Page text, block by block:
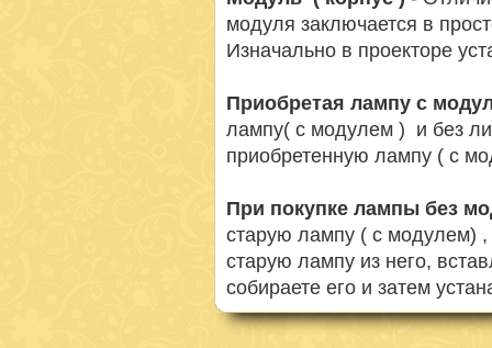
модуля заключается в
Изначально в проекторе
Приобретая лампу с
лампу( с модулем ) и без
приобретенную лампу ( с
При покупке лампы без
старую лампу ( с модулем) ,
старую лампу из него,
собираете его и затем